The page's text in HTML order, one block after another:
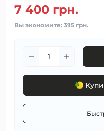
7 400 грн.
Вы экономите: 395 грн.